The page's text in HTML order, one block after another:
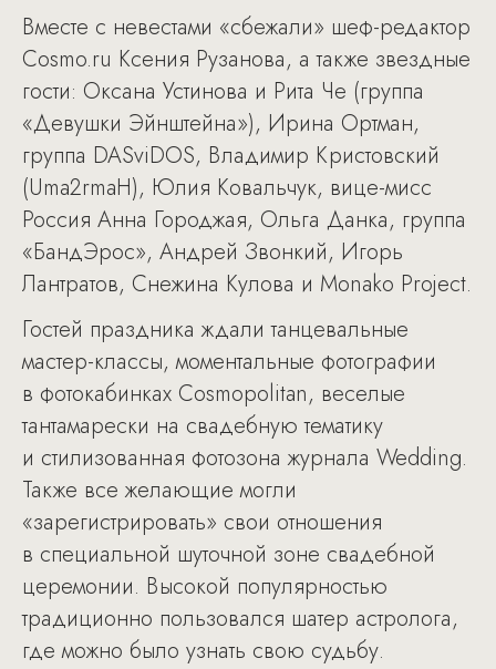
Вместе с невестами «сбежали» шеф-редактор
Cosmo.ru Ксения Рузанова, а также звездные
гости: Оксана Устинова и Рита Че (группа
«Девушки Эйнштейна»), Ирина Ортман,
группа DASviDOS, Владимир Кристовский
(Uma2rmaH), Юлия Ковальчук, вице-мисс
Россия Анна Городжая, Ольга Данка, группа
«БандЭрос», Андрей Звонкий, Игорь
Лантратов, Снежина Кулова и Monako Project.
Гостей праздника ждали танцевальные
мастер-классы, моментальные фотографии
в фотокабинках Cosmopolitan, веселые
тантамарески на свадебную тематику
и стилизованная фотозона журнала Wedding.
Также все желающие могли
«зарегистрировать» свои отношения
в специальной шуточной зоне свадебной
церемонии. Высокой популярностью
традиционно пользовался шатер астролога,
где можно было узнать свою судьбу.